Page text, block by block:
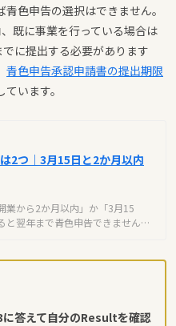
色申告の選択はできません。
既に事業を行っている場合は
に提出する必要があります
青色申告承認申請書の提出期限
います。
2つ｜3月15日と2か月以内
業から2か月以内」か「3月15
と翌年まで青色申告できません。
答えて自分のResultを確認